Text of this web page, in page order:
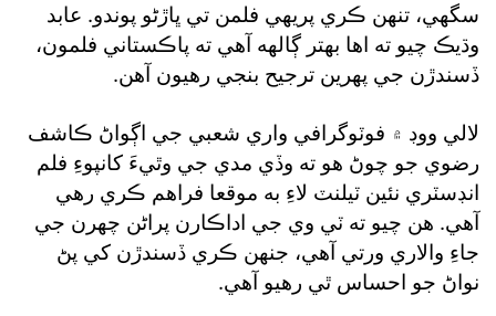
سگهي، تنهن ڪري پريهي فلمن تي ڀاڙڻو پوندو. عابد
وڌيڪ چيو ته اها بهتر ڳالهه آهي ته پاڪستاني فلمون،
ڏسندڙن جي پهرين ترجيح بنجي رهيون آهن.
لالي ووڊ ۾ فوٽوگرافي واري شعبي جي اڳواڻ ڪاشف
رضوي جو چوڻ هو ته وڏي مدي جي وٿيءَ کانپوءِ فلم
انڊسٽري نئين ٽيلنٽ لاءِ به موقعا فراهم ڪري رهي
آهي. هن چيو ته ٽي وي جي اداڪارن پراڻن چهرن جي
جاءِ والاري ورتي آهي، جنهن ڪري ڏسندڙن کي پڻ
نواڻ جو احساس ٿي رهيو آهي.